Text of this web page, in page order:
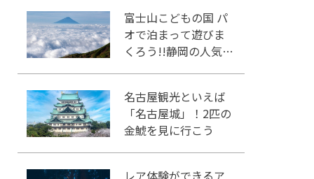
富士山こどもの国 パ
オで泊まって遊びま
くろう!!静岡の人気冒
名古屋観光といえば
「名古屋城」！2匹の
金鯱を見に行こう